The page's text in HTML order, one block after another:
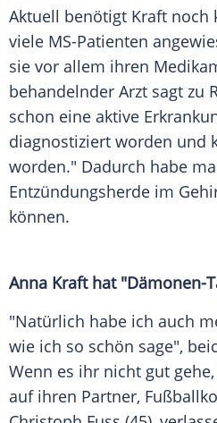
Aktuell benötigt Kraft noch
viele MS-Patienten
sie vor allem ihren
behandelnder Arzt sagt zu
schon eine aktive
diagnostiziert worden und
worden." Dadurch habe
Entzündungsherde im
können.
Anna Kraft hat "Dämonen-
"Natürlich habe ich auch
wie ich so schön sage",
Wenn es ihr nicht gut
auf ihren Partner,